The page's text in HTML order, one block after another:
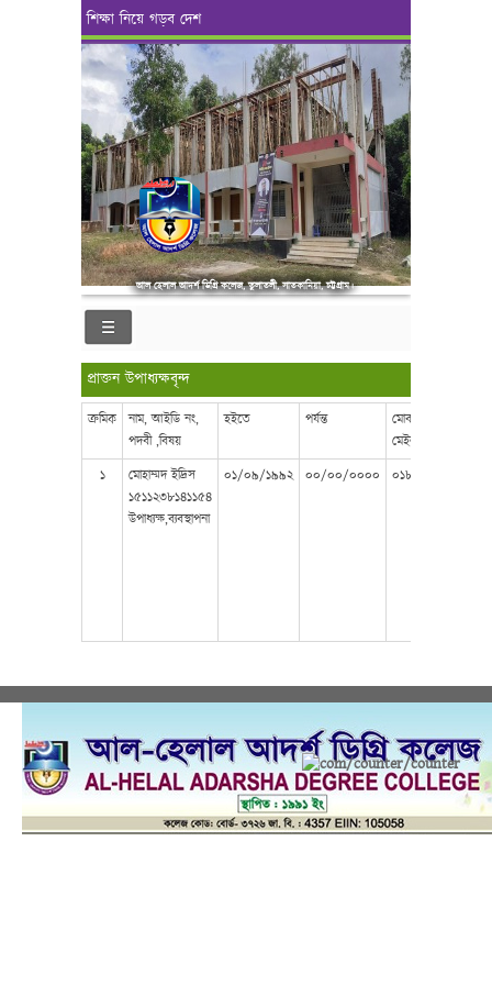
শিক্ষা নিয়ে গড়ব দেশ
আল হেলাল আদর্শ ডিগ্রি কলেজ, তুলাতলী, সাতকানিয়া, চট্টগ্রাম।
প্রাক্তন উপাধ্যক্ষবৃন্দ
ক্রমিক
নাম, আইডি নং,
পদবী ,বিষয়
হইতে পর্যন্ত
মোবাইল ও ই
মেইল
১
মোহাম্মদ ইদ্রিস
১৫১১২৩৮১৪১১৫৪
উপাধ্যক্ষ,ব্যবস্থাপনা
০১/০৯/১৯৯২ ০০/০০/০০০০ ০১৮১৯৮০৫৪৯৮